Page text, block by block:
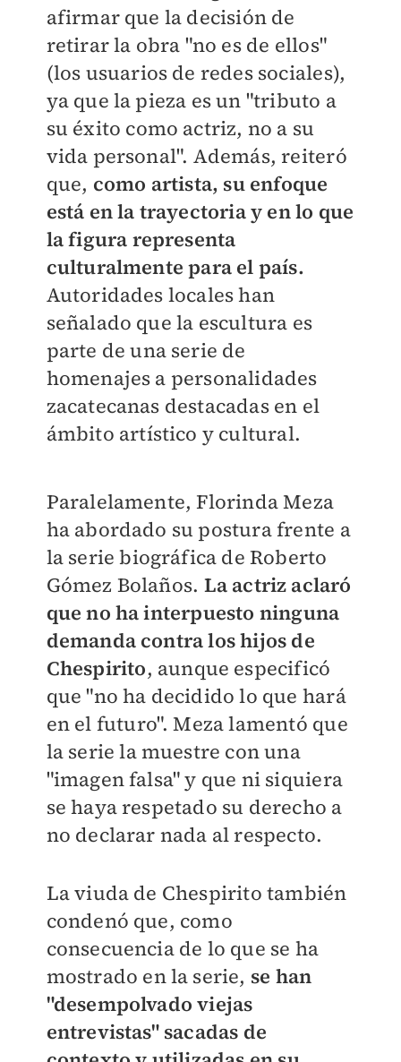
afirmar que la decisión de
retirar la obra "no es de ellos"
(los usuarios de redes sociales),
ya que la pieza es un "tributo a
su éxito como actriz, no a su
vida personal". Además, reiteró
que, como artista, su enfoque
está en la trayectoria y en lo que
la figura representa
culturalmente para el país.
Autoridades locales han
señalado que la escultura es
parte de una serie de
homenajes a personalidades
zacatecanas destacadas en el
ámbito artístico y cultural.
Paralelamente, Florinda Meza
ha abordado su postura frente a
la serie biográfica de Roberto
Gómez Bolaños. La actriz aclaró
que no ha interpuesto ninguna
demanda contra los hijos de
Chespirito, aunque especificó
que "no ha decidido lo que hará
en el futuro". Meza lamentó que
la serie la muestre con una
"imagen falsa" y que ni siquiera
se haya respetado su derecho a
no declarar nada al respecto.
La viuda de Chespirito también
condenó que, como
consecuencia de lo que se ha
mostrado en la serie, se han
"desempolvado viejas
entrevistas" sacadas de